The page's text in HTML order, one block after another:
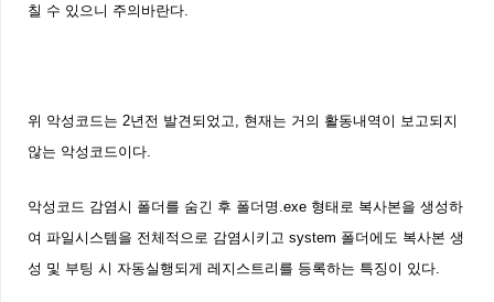
칠 수 있으니 주의바란다.
위 악성코드는 2년전 발견되었고, 현재는 거의 활동내역이 보고되지
않는 악성코드이다.
악성코드 감염시 폴더를 숨긴 후 폴더명.exe 형태로 복사본을 생성하
여 파일시스템을 전체적으로 감염시키고 system 폴더에도 복사본 생
성 및 부팅 시 자동실행되게 레지스트리를 등록하는 특징이 있다.